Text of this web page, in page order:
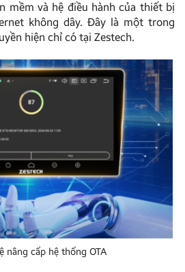
mềm và hệ điều hành của thiết bị
không dây. Đây là một trong
hiện chỉ có tại Zestech.
nâng cấp hệ thống OTA